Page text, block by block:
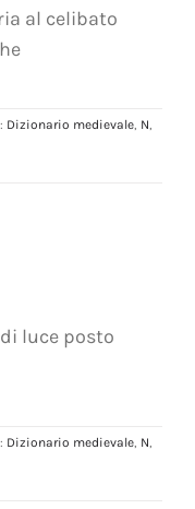
al celibato
Dizionario medievale, N
luce posto
Dizionario medievale, N